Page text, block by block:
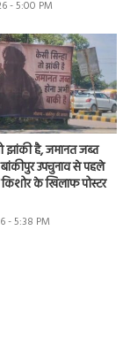
- 5:00 PM
झांकी है, जमानत जब्त
बांकीपुर उपचुनाव से पहले
किशोर के खिलाफ पोस्टर
- 5:38 PM